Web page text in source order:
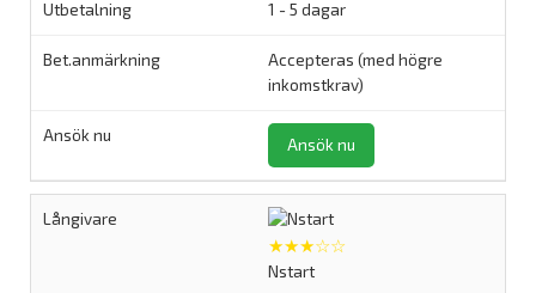
1 - 5 dagar
Accepteras (med högre
inkomstkrav)
Ansök nu
★★★☆☆
Nstart